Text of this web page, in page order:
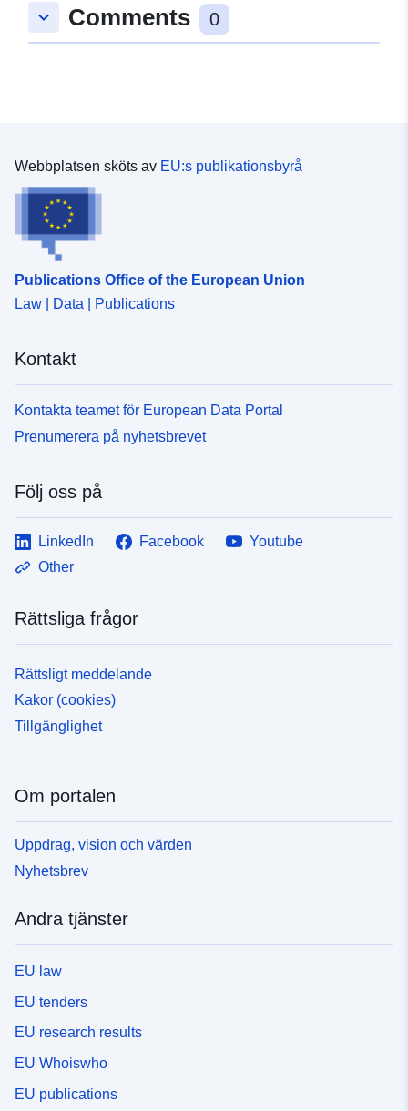
keyboard_arrow_down Comments 0
Webbplatsen sköts av EU:s publikationsbyrå
Publications Office of the European Union
Law | Data | Publications
Kontakt
Kontakta teamet för European Data Portal
Prenumerera på nyhetsbrevet
Följ oss på
LinkedIn Facebook
Youtube
Other
Rättsliga frågor
Rättsligt meddelande
Kakor (cookies)
Tillgänglighet
Om portalen
Uppdrag, vision och värden
Nyhetsbrev
Andra tjänster
EU law
EU tenders
EU research results
EU Whoiswho
EU publications